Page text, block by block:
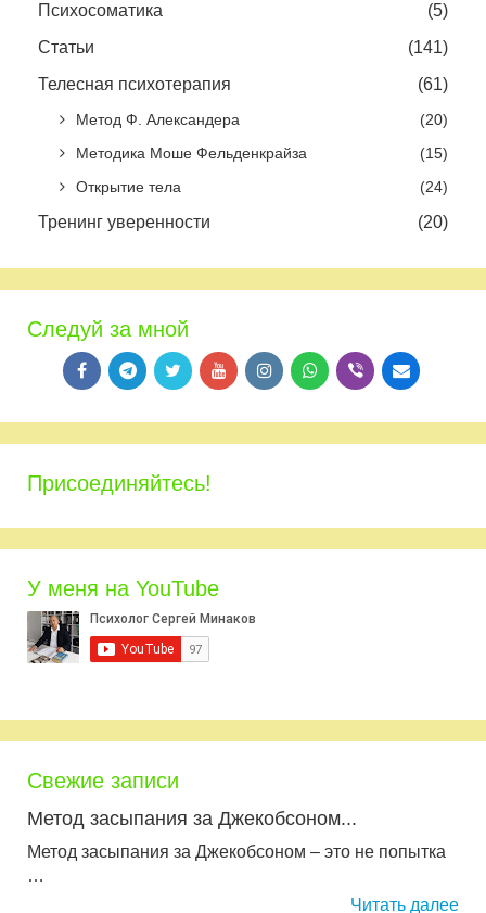
Психосоматика
(5)
Статьи
(141)
Телесная психотерапия
(61)
Метод Ф. Александера
(20)
Методика Моше Фельденкрайза
(15)
Открытие тела
(24)
Тренинг уверенности (20)
Следуй за мной
Присоединяйтесь!
У меня на YouTube
Свежие записи
Метод засыпания за Джекобсоном...
Метод засыпания за Джекобсоном – это не попытка
…
Читать далее